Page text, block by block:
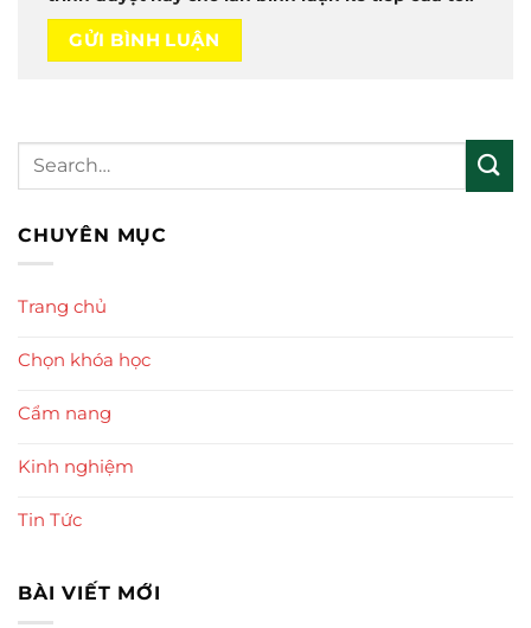
CHUYÊN MỤC
Trang chủ
Chọn khóa học
Cẩm nang
Kinh nghiệm
Tin Tức
BÀI VIẾT MỚI